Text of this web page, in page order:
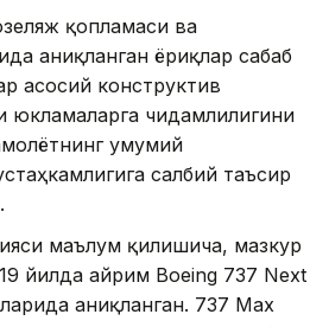
қопламаси ва
аниқланган ёриқлар сабаб
асосий конструктив
юкламаларга чидамлилигини
умумий
салбий таъсир
маълум қилишича, мазкур
йилда айрим Boeing 737 Next
аниқланган. 737 Max